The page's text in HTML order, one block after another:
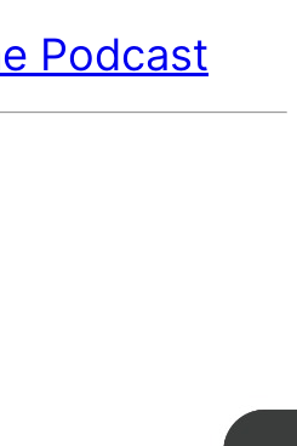
Podcast